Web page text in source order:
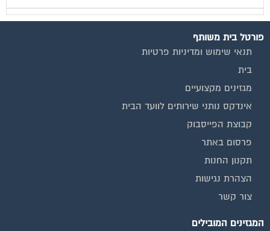
פורטל בית משותף
תנאי שימוש ומדיניות פרטיות
בית
מגזינים מקצועיים
אינדקס נותני שירותים לוועד הבית
קבוצת הפייסבוק
פרסום באתר
תקנון החנות
הצהרת נגישות
צור קשר
המגזינים המובילים